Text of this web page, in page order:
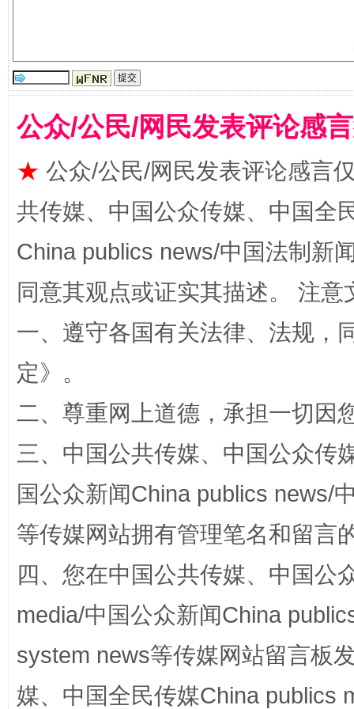
招工难、用工荒背后
网上购药对药下症？
公众/公民/网民发表评论感
★ 公众/公民/网民发表评论感言
共传媒、中国公众传媒、中国全
China publics news/中国法制新
同意其观点或证实其描述。 注
一、遵守各国有关法律、法规，
定》。
二、尊重网上道德，承担一切因
三、中国公共传媒、中国公众传
国公众新闻China publics news/
等传媒网站拥有管理笔名和留言
四、您在中国公共传媒、中国公
media/中国公众新闻China
system news等传媒网站留言板
媒、中国全民传媒China publics